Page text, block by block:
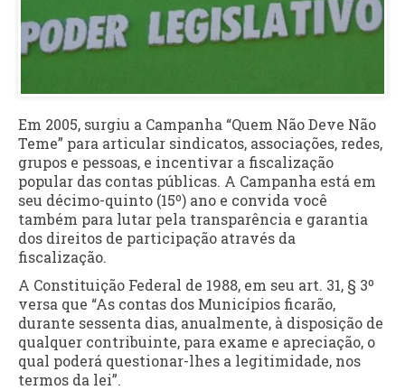
Em 2005, surgiu a Campanha “Quem Não Deve Não
Teme” para articular sindicatos, associações, redes,
grupos e pessoas, e incentivar a fiscalização
popular das contas públicas. A Campanha está em
seu décimo-quinto (15º) ano e convida você
também para lutar pela transparência e garantia
dos direitos de participação através da
fiscalização.
A Constituição Federal de 1988, em seu art. 31, § 3º
versa que “As contas dos Municípios ficarão,
durante sessenta dias, anualmente, à disposição de
qualquer contribuinte, para exame e apreciação, o
qual poderá questionar-lhes a legitimidade, nos
termos da lei”.